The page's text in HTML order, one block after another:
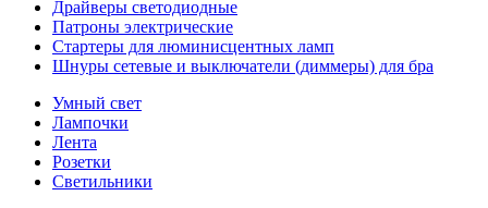
Драйверы светодиодные
Патроны электрические
Стартеры для люминисцентных ламп
Шнуры сетевые и выключатели (диммеры) для бра
Умный свет
Лампочки
Лента
Розетки
Светильники